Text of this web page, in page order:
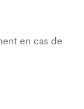
en cas de